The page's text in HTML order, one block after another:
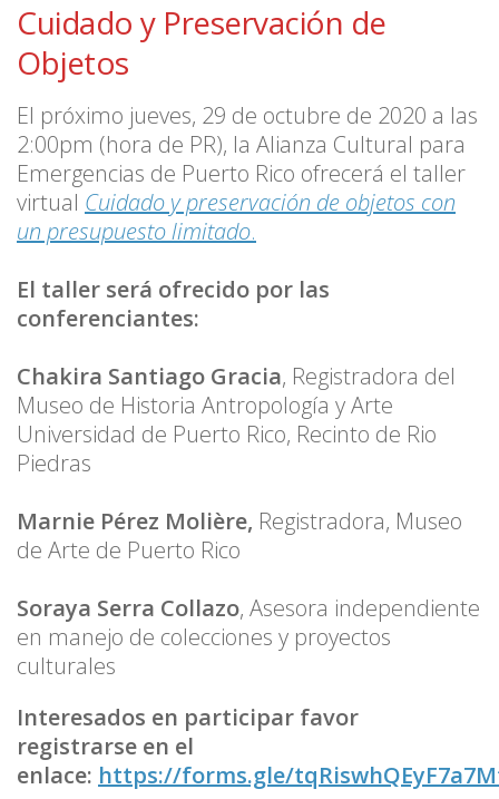
Cuidado y Preservación de
Objetos
El próximo jueves, 29 de octubre de 2020 a las
2:00pm (hora de PR), la Alianza Cultural para
Emergencias de Puerto Rico ofrecerá el taller
virtual Cuidado y preservación de objetos con
un presupuesto limitado.
El taller será ofrecido por las
conferenciantes:
Chakira Santiago Gracia, Registradora del
Museo de Historia Antropología y Arte
Universidad de Puerto Rico, Recinto de Rio
Piedras
Marnie Pérez Molière, Registradora, Museo
de Arte de Puerto Rico
Soraya Serra Collazo, Asesora independiente
en manejo de colecciones y proyectos
culturales
Interesados en participar favor
registrarse en el
enlace: https://forms.gle/